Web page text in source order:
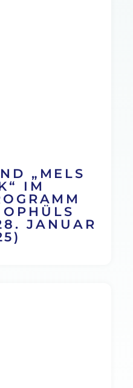
„MELS
IM
JANUAR